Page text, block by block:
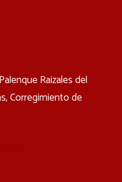
Raizales del
Corregimiento de